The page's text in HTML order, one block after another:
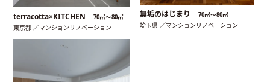
terracotta×KITCHEN 70㎡〜80㎡
東京都 ／マンションリノベーション
無垢のはじまり 70㎡〜80㎡
埼玉県 ／マンションリノベーション